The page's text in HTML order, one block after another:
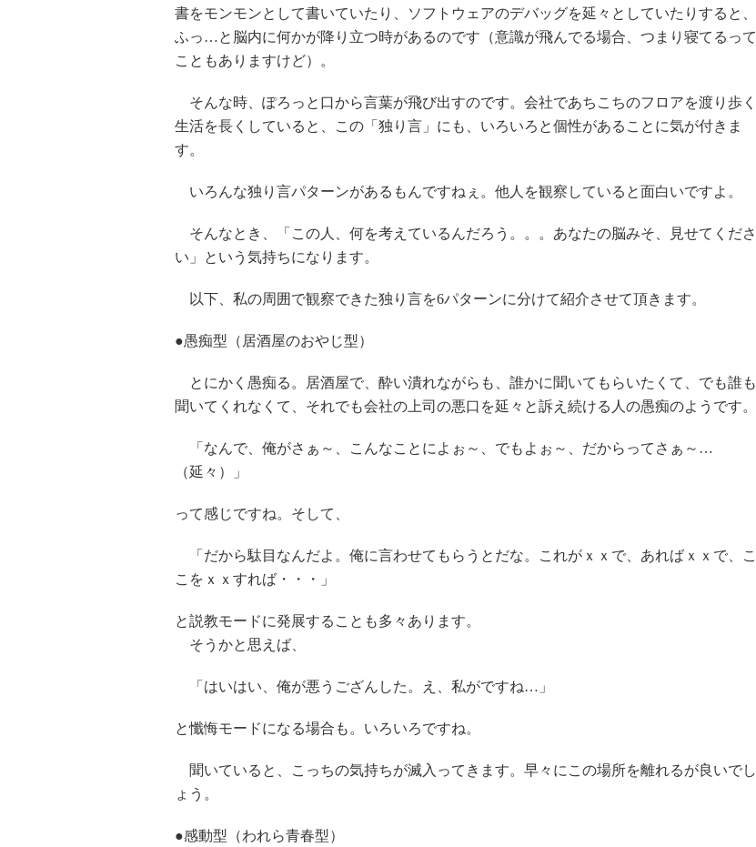
書をモンモンとして書いていたり、ソフトウェアのデバッグを延々としていたりすると、
ふっ…と脳内に何かが降り立つ時があるのです（意識が飛んでる場合、つまり寝てるって
こともありますけど）。
そんな時、ぽろっと口から言葉が飛び出すのです。会社であちこちのフロアを渡り歩く
生活を長くしていると、この「独り言」にも、いろいろと個性があることに気が付きま
す。
いろんな独り言パターンがあるもんですねぇ。他人を観察していると面白いですよ。
そんなとき、「この人、何を考えているんだろう。。。あなたの脳みそ、見せてくださ
い」という気持ちになります。
以下、私の周囲で観察できた独り言を6パターンに分けて紹介させて頂きます。
●愚痴型（居酒屋のおやじ型）
とにかく愚痴る。居酒屋で、酔い潰れながらも、誰かに聞いてもらいたくて、でも誰も
聞いてくれなくて、それでも会社の上司の悪口を延々と訴え続ける人の愚痴のようです。
「なんで、俺がさぁ～、こんなことによぉ～、でもよぉ～、だからってさぁ～…
（延々）」
って感じですね。そして、
「だから駄目なんだよ。俺に言わせてもらうとだな。これがｘｘで、あればｘｘで、こ
こをｘｘすれば・・・」
と説教モードに発展することも多々あります。
そうかと思えば、
「はいはい、俺が悪うござんした。え、私がですね…」
と懺悔モードになる場合も。いろいろですね。
聞いていると、こっちの気持ちが滅入ってきます。早々にこの場所を離れるが良いでし
ょう。
●感動型（われら青春型）